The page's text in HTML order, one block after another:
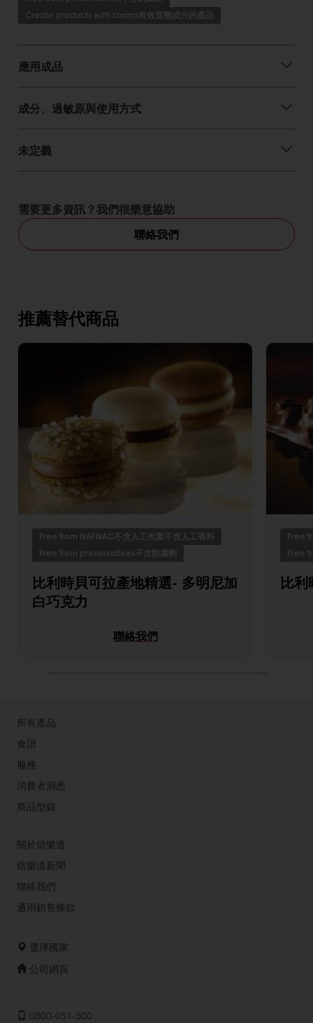
Create products with claims有效宣稱成分的產品
應用成品
成分、過敏原與使用方式
未定義
需要更多資訊？我們很樂意協助
聯絡我們
推薦替代商品
Free from NAFNAC不含人工色素不含人工香料
Free from preservatives不含防腐劑
比利時貝可拉產地精選- 多明尼加
白巧克力
聯絡我們
Free
Free
比
所有產品
食譜
服務
消費者洞悉
商品型錄
關於焙樂道
焙樂道新聞
聯絡我們
通用銷售條款
選擇國家
公司網頁
0800-051-500